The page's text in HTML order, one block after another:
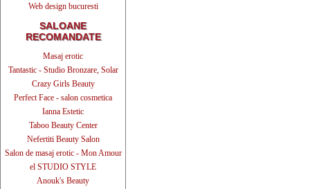
Web design bucuresti
SALOANE
RECOMANDATE
Masaj erotic
Tantastic - Studio Bronzare, Solar
Crazy Girls Beauty
Perfect Face - salon cosmetica
Ianna Estetic
Taboo Beauty Center
Nefertiti Beauty Salon
Salon de masaj erotic - Mon Amour
el STUDIO STYLE
Anouk's Beauty